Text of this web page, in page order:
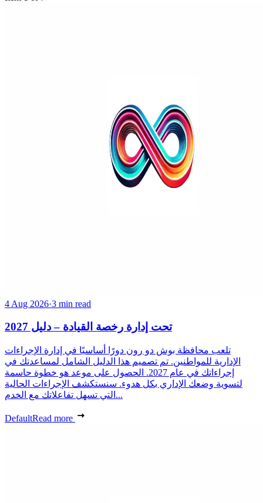
4 Aug 2026·3 min read
تحت إدارة رخصة القيادة – دليل 2027
تلعب محافظة بوش دو رون دورًا أساسيًا في إدارة الإجراءات
الإدارية للمواطنين. تم تصميم هذا الدليل الشامل لمساعدتك في
إجراءاتك في عام 2027. الحصول على موعد هو خطوة حاسمة
لتسوية وضعك الإداري بكل هدوء. سنستكشف الإجراءات الحالية
التي تسهل تفاعلاتك مع الخدم...
DefaultRead more